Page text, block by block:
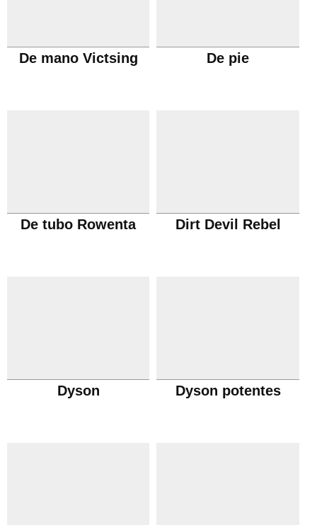
De mano Victsing De pie
De tubo Rowenta Dirt Devil Rebel
Dyson Dyson potentes